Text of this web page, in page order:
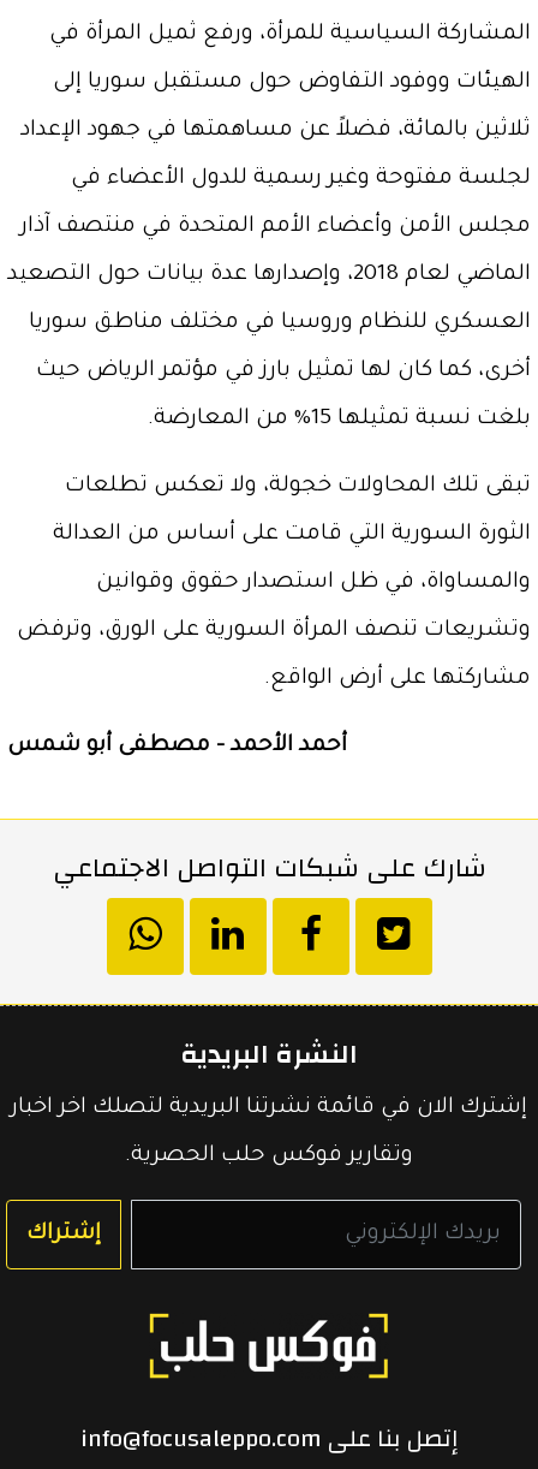
المشاركة السياسية للمرأة، ورفع ثميل المرأة في
الهيئات ووفود التفاوض حول مستقبل سوريا إلى
ثلاثين بالمائة، فضلاً عن مساهمتها في جهود الإعداد
لجلسة مفتوحة وغير رسمية للدول الأعضاء في
مجلس الأمن وأعضاء الأمم المتحدة في منتصف آذار
الماضي لعام 2018، وإصدارها عدة بيانات حول التصعيد
العسكري للنظام وروسيا في مختلف مناطق سوريا
أخرى، كما كان لها تمثيل بارز في مؤتمر الرياض حيث
بلغت نسبة تمثيلها 15% من المعارضة.
تبقى تلك المحاولات خجولة، ولا تعكس تطلعات
الثورة السورية التي قامت على أساس من العدالة
والمساواة، في ظل استصدار حقوق وقوانين
وتشريعات تنصف المرأة السورية على الورق، وترفض
مشاركتها على أرض الواقع.
أحمد الأحمد – مصطفى أبو شمس
شارك على شبكات التواصل الاجتماعي
انشر
على
تويتر
انشر
في
الفيسبوك
انشر
على
لينكد
إن
النشرة البريدية
إشترك الان في قائمة نشرتنا البريدية لتصلك اخر اخبار
وتقارير فوكس حلب الحصرية.
إشتراك
إتصل بنا على info@focusaleppo.com